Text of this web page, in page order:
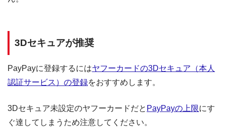
3Dセキュアが推奨
PayPayに登録するにはヤフーカードの3Dセキュア（本人
認証サービス）の登録をおすすめします。
3Dセキュア未設定のヤフーカードだと PayPayの上限にす
ぐ達してしまうため注意してください。